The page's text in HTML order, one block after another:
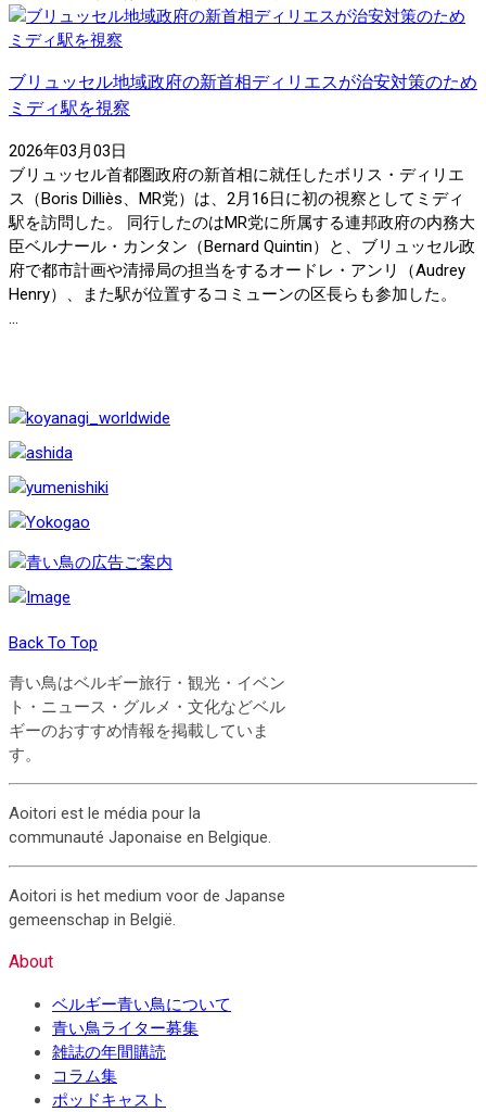
ブリュッセル地域政府の新首相ディリエスが治安対策のため
ミディ駅を視察
2026年03月03日
ブリュッセル首都圏政府の新首相に就任したボリス・ディリエ
ス（Boris Dilliès、MR党）は、2月16日に初の視察としてミディ
駅を訪問した。 同行したのはMR党に所属する連邦政府の内務大
臣ベルナール・カンタン（Bernard Quintin）と、ブリュッセル政
府で都市計画や清掃局の担当をするオードレ・アンリ（Audrey
Henry）、また駅が位置するコミューンの区長らも参加した。
...
Back To Top
青い鳥はベルギー旅行・観光・イベン
ト・ニュース・グルメ・文化などベル
ギーのおすすめ情報を掲載していま
す。
Aoitori est le média pour la
communauté Japonaise en Belgique.
Aoitori is het medium voor de Japanse
gemeenschap in België.
About
ベルギー青い鳥について
青い鳥ライター募集
雑誌の年間購読
コラム集
ポッドキャスト